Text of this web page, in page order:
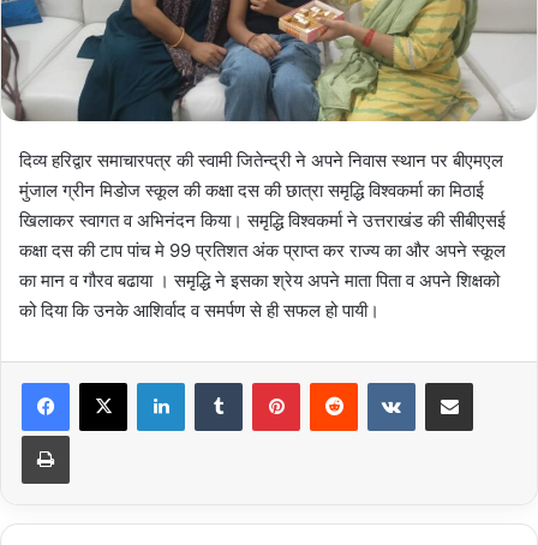
दिव्य हरिद्वार समाचारपत्र की स्वामी जितेन्द्री ने अपने निवास स्थान पर बीएमएल
मुंजाल ग्रीन मिडोज स्कूल की कक्षा दस की छात्रा समृद्धि विश्वकर्मा का मिठाई
खिलाकर स्वागत व अभिनंदन किया। समृद्धि विश्वकर्मा ने उत्तराखंड की सीबीएसई
कक्षा दस की टाप पांच मे 99 प्रतिशत अंक प्राप्त कर राज्य का और अपने स्कूल
का मान व गौरव बढाया । समृद्धि ने इसका श्रेय अपने माता पिता व अपने शिक्षको
को दिया कि उनके आशिर्वाद व समर्पण से ही सफल हो पायी।
LinkedInTumblr PinterestReddit VKontakteShare via Email
Print